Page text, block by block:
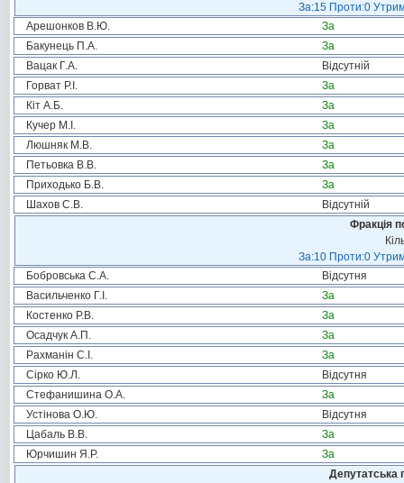
За:15 Проти:0
Арешонков В.Ю.
За
Бакунець П.А.
За
Вацак Г.А.
Відсутній
Горват Р.І.
За
Кіт А.Б.
За
Кучер М.І.
За
Люшняк М.В.
За
Петьовка В.В.
За
Приходько Б.В.
За
Шахов С.В.
Відсутній
Фракція
За:10 Проти:0
Бобровська С.А.
Відсутня
Васильченко Г.І.
За
Костенко Р.В.
За
Осадчук А.П.
За
Рахманін С.І.
За
Сірко Ю.Л.
Відсутня
Стефанишина О.А.
За
Устінова О.Ю.
Відсутня
Цабаль В.В.
За
Юрчишин Я.Р.
За
Депутатська